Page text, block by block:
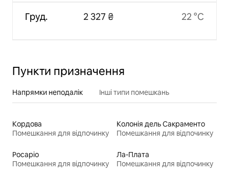
Груд. 2 327 ₴ 22 °C
Пункти призначення
Напрямки неподалік Інші типи помешкань
Кордова
Помешкання для відпочинку
Колонія дель Сакраменто
Помешкання для відпочинку
Росаріо
Помешкання для відпочинку
Ла-Плата
Помешкання для відпочинку